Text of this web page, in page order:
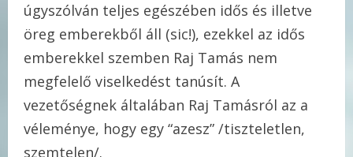
úgyszólván teljes egészében idős és illetve
öreg emberekből áll (sic!), ezekkel az idős
emberekkel szemben Raj Tamás nem
megfelelő viselkedést tanúsít. A
vezetőségnek általában Raj Tamásról az a
véleménye, hogy egy “azesz” /tiszteletlen,
szemtelen/.